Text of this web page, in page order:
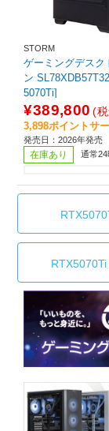
STORM
ゲーミングデスク
ン
5070Ti]
¥389,800 (
3,898ポイントサ
発売日：2026年発売
在庫あり 通常